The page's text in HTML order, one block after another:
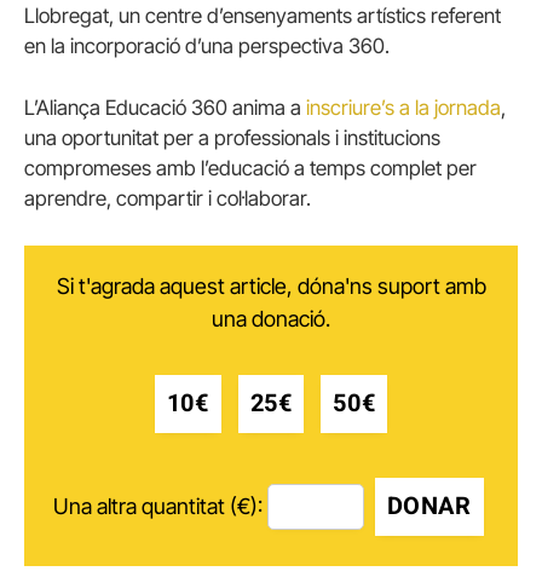
Llobregat, un centre d’ensenyaments artístics referent
en la incorporació d’una perspectiva 360.
L’Aliança Educació 360 anima a inscriure’s a la jornada,
una oportunitat per a professionals i institucions
compromeses amb l’educació a temps complet per
aprendre, compartir i col·laborar.
Si t'agrada aquest article, dóna'ns suport amb
una donació.
10€ 25€ 50€
Una altra quantitat (€): DONAR